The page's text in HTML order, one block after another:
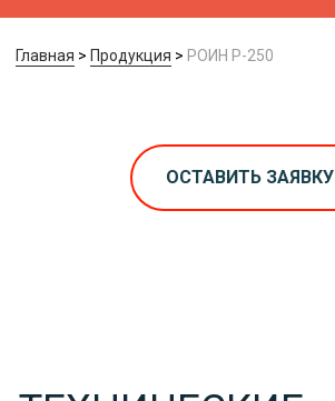
ОСТАВИТЬ ЗАЯВКУ
ГАБАРИТНЫЕ РАЗМЕРЫ